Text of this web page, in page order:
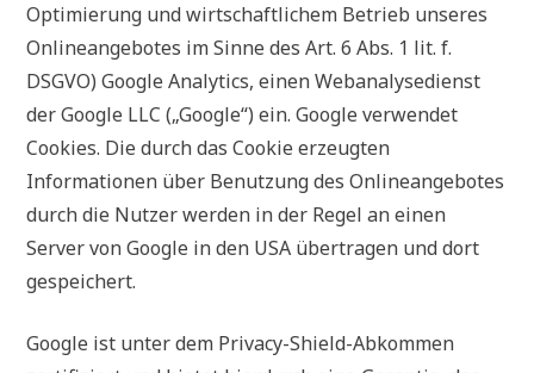
Optimierung und wirtschaftlichem Betrieb unseres
Onlineangebotes im Sinne des Art. 6 Abs. 1 lit. f.
DSGVO) Google Analytics, einen Webanalysedienst
der Google LLC („Google“) ein. Google verwendet
Cookies. Die durch das Cookie erzeugten
Informationen über Benutzung des Onlineangebotes
durch die Nutzer werden in der Regel an einen
Server von Google in den USA übertragen und dort
gespeichert.
Google ist unter dem Privacy-Shield-Abkommen